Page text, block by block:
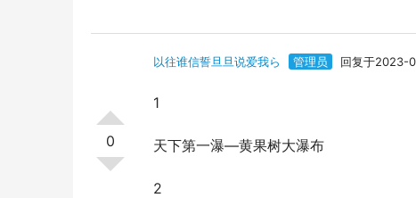
0
以往谁信誓旦旦说爱我ら 管理员 回复于2023-
1
天下第一瀑—黄果树大瀑布
2